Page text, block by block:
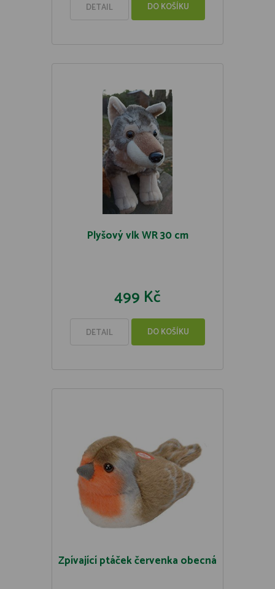
DETAIL DO KOŠÍKU
Plyšový vlk WR 30 cm
499 Kč
DETAIL DO KOŠÍKU
Zpívající ptáček červenka obecná